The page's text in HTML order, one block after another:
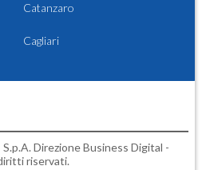
Catanzaro
Cagliari
Direzione Business Digital -
riservati.